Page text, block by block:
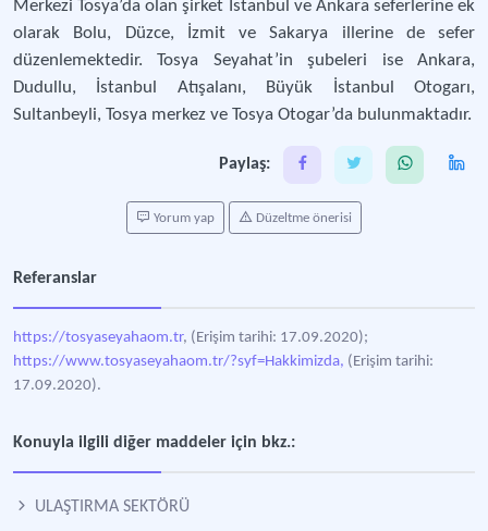
Merkezi Tosya’da olan şirket İstanbul ve Ankara seferlerine ek
olarak Bolu, Düzce, İzmit ve Sakarya illerine de sefer
düzenlemektedir. Tosya Seyahat’in şubeleri ise Ankara,
Dudullu, İstanbul Atışalanı, Büyük İstanbul Otogarı,
Sultanbeyli, Tosya merkez ve Tosya Otogar’da bulunmaktadır.
Paylaş:
Yorum yap Düzeltme önerisi
Referanslar
https://tosyaseyahaom.tr, (Erişim tarihi: 17.09.2020);
https://www.tosyaseyahaom.tr/?syf=Hakkimizda, (Erişim tarihi:
17.09.2020).
Konuyla ilgili diğer maddeler için bkz.:
ULAŞTIRMA SEKTÖRÜ